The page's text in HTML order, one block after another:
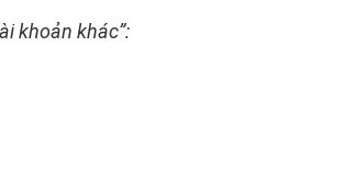
khoản khác”: